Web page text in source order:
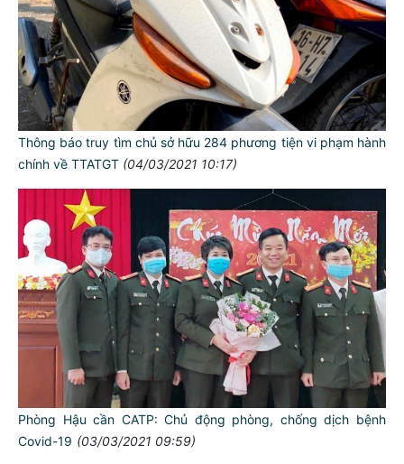
Thông báo truy tìm chủ sở hữu 284 phương tiện vi phạm hành
chính về TTATGT (04/03/2021 10:17)
Phòng Hậu cần CATP: Chủ động phòng, chống dịch bệnh
Covid-19 (03/03/2021 09:59)
TƯ CÁCH
NGƯỜI CÔNG AN CÁCH MỆNH LÀ:
Đối với tự mình, phải
CẦN, KIỆM, LIÊM, CHÍNH
Đối với đồng sự, phải
THÂN ÁI GIÚP ĐỠ
Đối với chính phủ, phải
TUYỆT ĐỐI TRUNG THÀNH
Đối với nhân dân, phải
KÍNH TRỌNG LỄ PHÉP